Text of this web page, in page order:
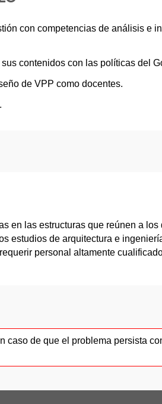
con competencias de análisis e
contenidos con las políticas del
de VPP como docentes.
en las estructuras que reúnen a
estudios de arquitectura e
personal altamente
de que el problema persista